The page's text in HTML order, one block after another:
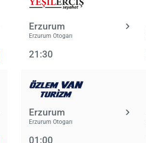
Erzurum
Erzurum Otogarı
21:30
Erzurum
Erzurum Otogarı
01:00